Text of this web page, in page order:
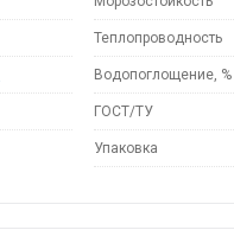
Теплопроводность
Водопоглощение, %
ГОСТ/ТУ
Упаковка